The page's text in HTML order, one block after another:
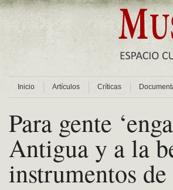
Inicio Artículos Críticas
Para gente
Antigua y a la
instrumentos de